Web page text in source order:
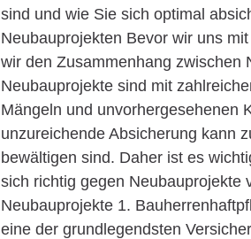
sind und wie Sie sich optimal
Neubauprojekten Bevor wir uns
wir den Zusammenhang zwischen
Neubauprojekte sind mit
Mängeln und unvorhergesehenen
unzureichende Absicherung kann
bewältigen sind. Daher ist es
sich richtig gegen Neubauprojekte
Neubauprojekte 1.
eine der grundlegendsten